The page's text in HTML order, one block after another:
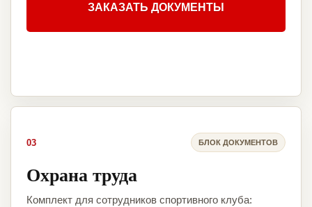
ЗАКАЗАТЬ ДОКУМЕНТЫ
03 БЛОК ДОКУМЕНТОВ
Охрана труда
Комплект для сотрудников спортивного клуба: